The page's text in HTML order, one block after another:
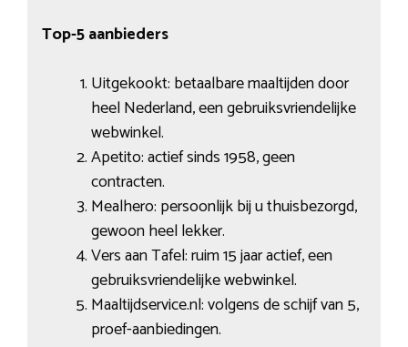
Top-5 aanbieders
Uitgekookt: betaalbare maaltijden door
heel Nederland, een gebruiksvriendelijke
webwinkel.
Apetito: actief sinds 1958, geen
contracten.
Mealhero: persoonlijk bij u thuisbezorgd,
gewoon heel lekker.
Vers aan Tafel: ruim 15 jaar actief, een
gebruiksvriendelijke webwinkel.
Maaltijdservice.nl: volgens de schijf van 5,
proef-aanbiedingen.